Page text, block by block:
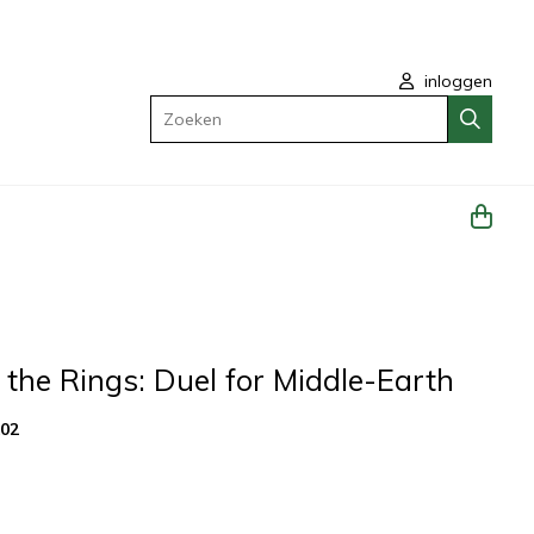
inloggen
Zoeken
Rings: Duel for Middle-Earth